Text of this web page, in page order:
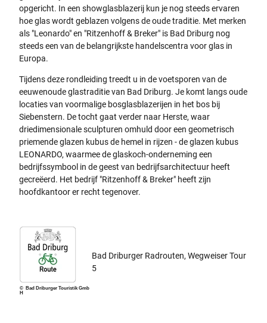
opgericht. In een showglasblazerij kun je nog steeds ervaren
hoe glas wordt geblazen volgens de oude traditie. Met merken
als "Leonardo" en "Ritzenhoff & Breker" is Bad Driburg nog
steeds een van de belangrijkste handelscentra voor glas in
Europa.
Tijdens deze rondleiding treedt u in de voetsporen van de
eeuwenoude glastraditie van Bad Driburg. Je komt langs oude
locaties van voormalige bosglasblazerijen in het bos bij
Siebenstern. De tocht gaat verder naar Herste, waar
driedimensionale sculpturen omhuld door een geometrisch
priemende glazen kubus de hemel in rijzen - de glazen kubus
LEONARDO, waarmee de glaskoch-onderneming een
bedrijfssymbool in de geest van bedrijfsarchitectuur heeft
gecreëerd. Het bedrijf "Ritzenhoff & Breker" heeft zijn
hoofdkantoor er recht tegenover.
© Bad Driburger Touristik Gmb
H
Bad Driburger Radrouten, Wegweiser Tour
5